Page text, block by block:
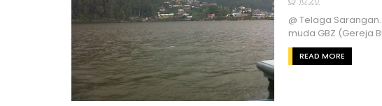
@ Telaga
muda GBZ (Gereja
READ MORE